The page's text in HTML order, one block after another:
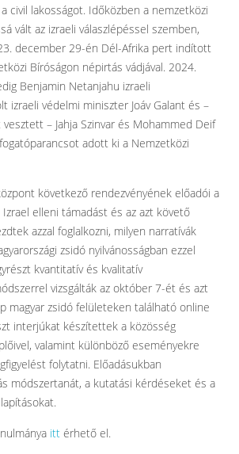
civil lakosságot. Időközben a nemzetközi
vált az izraeli válaszlépéssel szemben,
december 29-én Dél-Afrika pert indított
Bíróságon népirtás vádjával. 2024.
Benjamin Netanjahu izraeli
izraeli védelmi miniszter Joáv Galant és –
– Jahja Szinvar és Mohammed Deif
adott ki a Nemzetközi
következő rendezvényének előadói a
elleni támadást és az azt követő
azzal foglalkozni, milyen narratívák
zsidó nyilvánosságban ezzel
kvantitatív és kvalitatív
vizsgálták az október 7-ét és azt
magyar zsidó felületeken található online
interjúkat készítettek a közösség
valamint különböző eseményekre
folytatni. Előadásukban
módszertanát, a kutatási kérdéseket és a
itt érhető el.